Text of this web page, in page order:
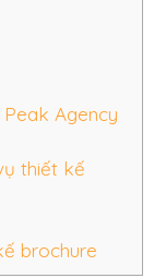
Agency
thiết kế
brochure